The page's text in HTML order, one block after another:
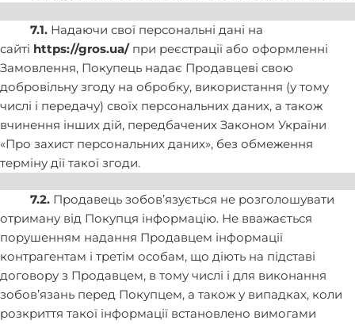
7.1.Надаючи свої персональні дані на
сайті https://gros.ua/при реєстрації або оформленні
Замовлення, Покупець надає Продавцеві свою
добровільну згоду на обробку, використання (у тому
числі і передачу) своїх персональних даних, а також
вчинення інших дій, передбачених Законом України
«Про захист персональних даних», без обмеження
терміну дії такої згоди.
7.2.Продавець зобов’язується не розголошувати
отриману від Покупця інформацію. Не вважається
порушенням надання Продавцем інформації
контрагентам і третім особам, що діють на підставі
договору з Продавцем, в тому числі і для виконання
зобов’язань перед Покупцем, а також у випадках, коли
розкриття такої інформації встановлено вимогами